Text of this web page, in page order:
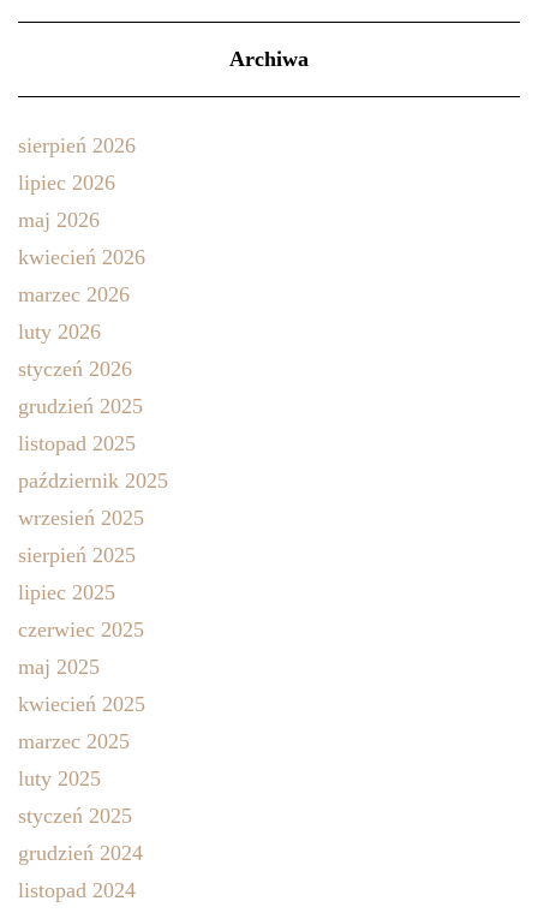
Archiwa
sierpień 2026
lipiec 2026
maj 2026
kwiecień 2026
marzec 2026
luty 2026
styczeń 2026
grudzień 2025
listopad 2025
październik 2025
wrzesień 2025
sierpień 2025
lipiec 2025
czerwiec 2025
maj 2025
kwiecień 2025
marzec 2025
luty 2025
styczeń 2025
grudzień 2024
listopad 2024